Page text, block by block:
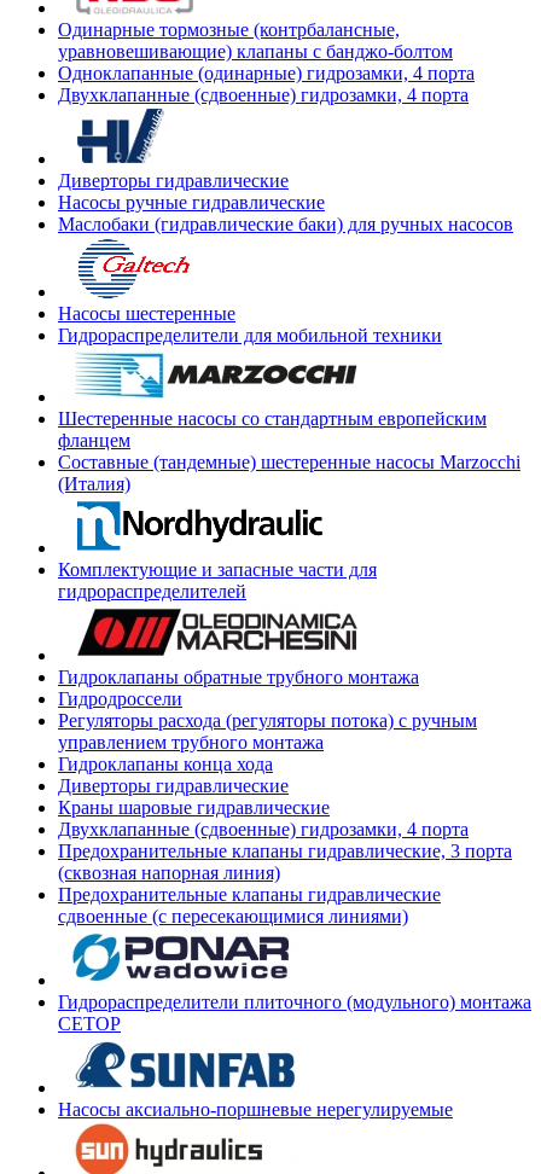
Одинарные тормозные (контрбалансные,
уравновешивающие) клапаны с банджо-болтом
Одноклапанные (одинарные) гидрозамки, 4 порта
Двухклапанные (сдвоенные) гидрозамки, 4 порта
Диверторы гидравлические
Насосы ручные гидравлические
Маслобаки (гидравлические баки) для ручных насосов
Насосы шестеренные
Гидрораспределители для мобильной техники
Шестеренные насосы со стандартным европейским
фланцем
Составные (тандемные) шестеренные насосы Marzocchi
(Италия)
Комплектующие и запасные части для
гидрораспределителей
Гидроклапаны обратные трубного монтажа
Гидродроссели
Регуляторы расхода (регуляторы потока) с ручным
управлением трубного монтажа
Гидроклапаны конца хода
Диверторы гидравлические
Краны шаровые гидравлические
Двухклапанные (сдвоенные) гидрозамки, 4 порта
Предохранительные клапаны гидравлические, 3 порта
(сквозная напорная линия)
Предохранительные клапаны гидравлические
сдвоенные (с пересекающимися линиями)
Гидрораспределители плиточного (модульного) монтажа
СЕТОР
Насосы аксиально-поршневые нерегулируемые